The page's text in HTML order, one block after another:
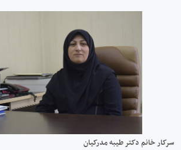
سرکار خانم دکتر طیبه مدرکیان